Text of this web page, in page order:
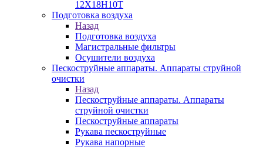
12Х18Н10Т
Подготовка воздуха
Назад
Подготовка воздуха
Магистральные фильтры
Осушители воздуха
Пескоструйные аппараты. Аппараты струйной
очистки
Назад
Пескоструйные аппараты. Аппараты
струйной очистки
Пескоструйные аппараты
Рукава пескоструйные
Рукава напорные